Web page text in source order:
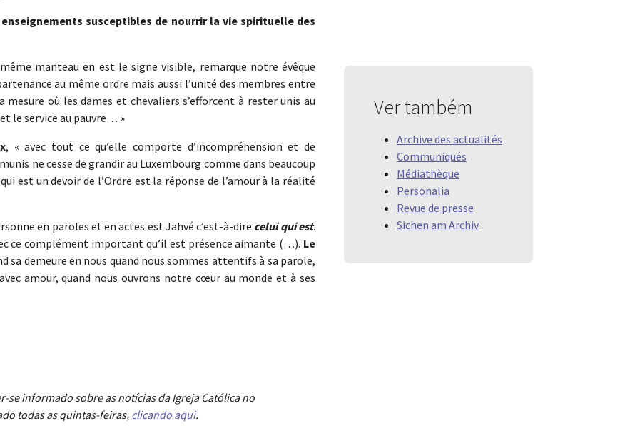
susceptibles de nourrir la vie spirituelle des
manteau en est le signe visible, remarque notre évêque
au même ordre mais aussi l’unité des membres entre
où les dames et chevaliers s’efforcent à rester unis au
le service au pauvre… »
, « avec tout ce qu’elle comporte d’incompréhension et de
ne cesse de grandir au Luxembourg comme dans beaucoup
est un devoir de l’Ordre est la réponse de l’amour à la réalité
en paroles et en actes est Jahvé c’est-à-dire celui qui est.
ce complément important qu’il est présence aimante (…). Le
sa demeure en nous quand nous sommes attentifs à sa parole,
amour, quand nous ouvrons notre cœur au monde et à ses
se informado sobre as notícias da Igreja Católica no
todas as quintas-feiras, clicando aqui.
Ver também
Archive des actualités
Communiqués
Médiathèque
Personalia
Revue de presse
Sichen am Archiv